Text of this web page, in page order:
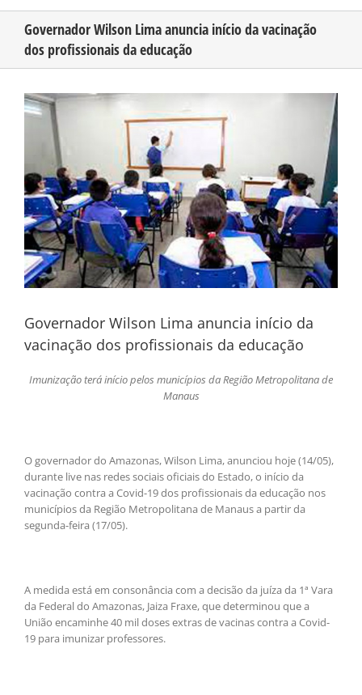
CONHEÇA O AMAZONAS
PUBLICIDADE
CONTATO
Governador Wilson Lima anuncia início da vacinação
dos profissionais da educação
View
Larger
Image
Governador Wilson Lima anuncia início da
vacinação dos profissionais da educação
Imunização terá início pelos municípios da Região Metropolitana de
Manaus
O governador do Amazonas, Wilson Lima, anunciou hoje (14/05),
durante live nas redes sociais oficiais do Estado, o início da
vacinação contra a Covid-19 dos profissionais da educação nos
municípios da Região Metropolitana de Manaus a partir da
segunda-feira (17/05).
A medida está em consonância com a decisão da juíza da 1ª Vara
da Federal do Amazonas, Jaiza Fraxe, que determinou que a
União encaminhe 40 mil doses extras de vacinas contra a Covid-
19 para imunizar professores.